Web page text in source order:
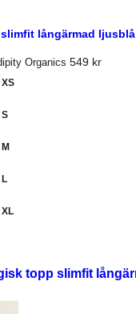
långärmad ljusblå
Organics 549 kr
XS
S
M
L
XL